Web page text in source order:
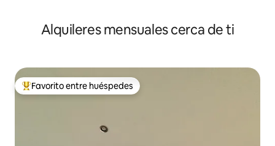
Alquileres mensuales cerca de ti
Favorito entre huéspedes preferido
Favorito entre huéspedes